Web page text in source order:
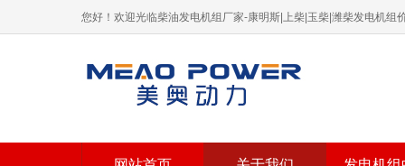
您好！欢迎光临柴油发电机组厂家-康明斯|上柴|玉柴|潍柴发电机